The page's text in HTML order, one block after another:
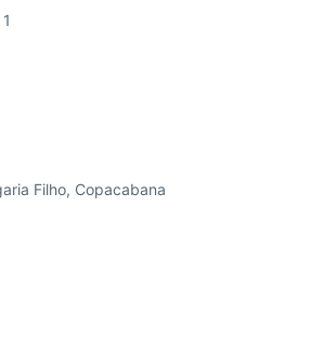
1
Filho, Copacabana